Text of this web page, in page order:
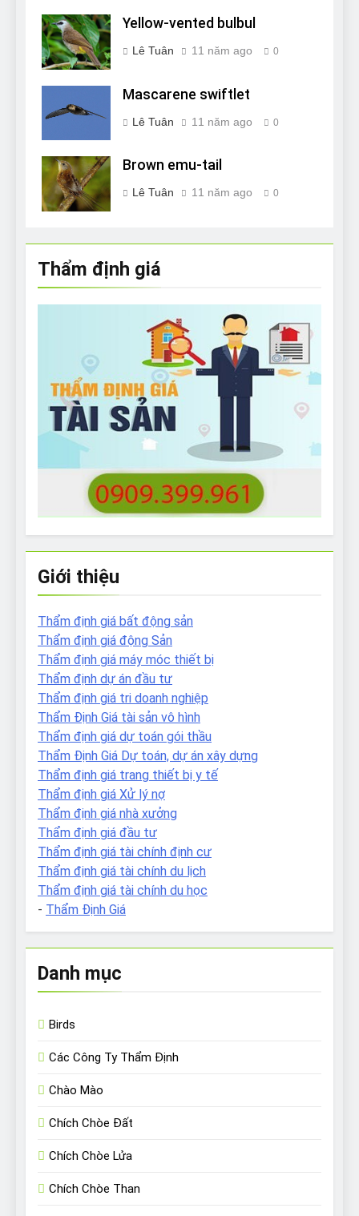
Yellow-vented bulbul
Lê Tuân 11 năm ago 0
Mascarene swiftlet
Lê Tuân 11 năm ago 0
Brown emu-tail
Lê Tuân 11 năm ago 0
Thẩm định giá
Giới thiệu
Thẩm định giá bất động sản
Thẩm định giá động Sản
Thẩm định giá máy móc thiết bị
Thẩm định dự án đầu tư
Thẩm định giá tri doanh nghiệp
Thẩm Định Giá tài sản vô hình
Thẩm định giá dự toán gói thầu
Thẩm Định Giá Dự toán, dự án xây dựng
Thẩm định giá trang thiết bị y tế
Thẩm định giá Xử lý nợ
Thẩm định giá nhà xưởng
Thẩm định giá đầu tư
Thẩm định giá tài chính định cư
Thẩm định giá tài chính du lịch
Thẩm định giá tài chính du học
- Thẩm Định Giá
Danh mục
Birds
Các Công Ty Thẩm Định
Chào Mào
Chích Chòe Đất
Chích Chòe Lửa
Chích Chòe Than